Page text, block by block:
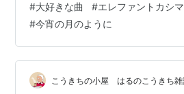
にでも、故郷に帰りたいのに、仕事
から向かうのは、故郷に続く搭乗口
らしのアパートだった。
#大好きな曲 #エレファントカシ
#今宵の月のように
こうきちの小屋 はるのこうきち雑